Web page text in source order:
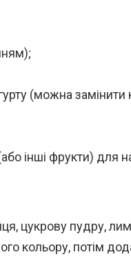
(можна
інші фрукти) для
цукрову пудру,
кольору, потім